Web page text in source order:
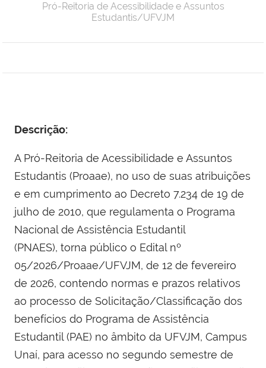
Pró-Reitoria de Acessibilidade e Assuntos
Estudantis/UFVJM
Descrição:
A Pró-Reitoria de Acessibilidade e Assuntos
Estudantis (Proaae), no uso de suas atribuições
e em cumprimento ao Decreto 7.234 de 19 de
julho de 2010, que regulamenta o Programa
Nacional de Assistência Estudantil
(PNAES), torna público o Edital nº
05/2026/Proaae/UFVJM, de 12 de fevereiro
de 2026, contendo normas e prazos relativos
ao processo de Solicitação/Classificação dos
benefícios do Programa de Assistência
Estudantil (PAE) no âmbito da UFVJM, Campus
Unaí, para acesso no segundo semestre de